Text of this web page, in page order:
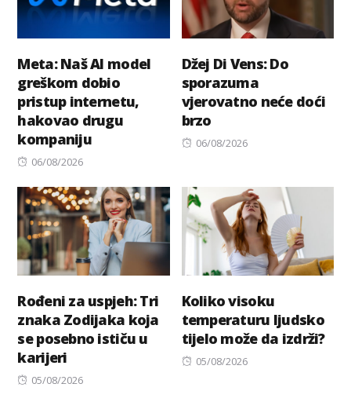
Meta: Naš AI model
greškom dobio
pristup internetu,
hakovao drugu
kompaniju
Posted
06/08/2026
Džej Di Vens: Do
sporazuma
vjerovatno neće doći
brzo
Posted
06/08/2026
Rođeni za uspjeh: Tri
znaka Zodijaka koja
se posebno ističu u
karijeri
Posted
05/08/2026
Koliko visoku
temperaturu ljudsko
tijelo može da izdrži?
Posted
05/08/2026